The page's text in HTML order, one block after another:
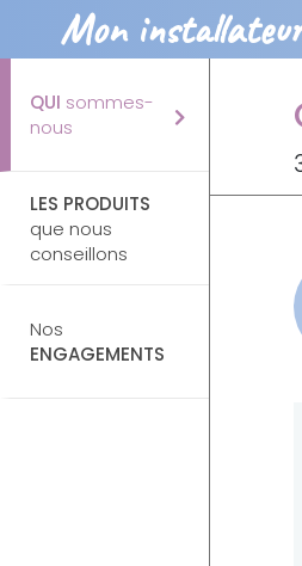
Mon installateur
QUI sommes-
nous
LES PRODUITS
que nous
conseillons
Nos
ENGAGEMENTS